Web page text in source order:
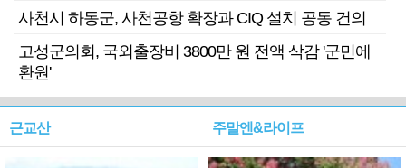
사천시 하동군, 사천공항 확장과 CIQ 설치 공동 건의
고성군의회, 국외출장비 3800만 원 전액 삭감 '군민에
환원'
근교산 주말엔&라이프